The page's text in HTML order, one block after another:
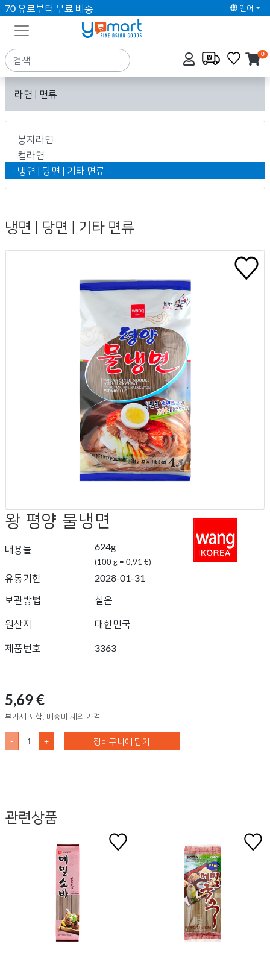
70 유로부터 무료 배송 언어
0
라면 | 면류
봉지라면
컵라면
냉면 | 당면 | 기타 면류
냉면 | 당면 | 기타 면류
왕 평양 물냉면
내용물 624g
(100 g = 0,91 €)
유통기한
2028-01-31
보관방법
실온
원산지 대한민국
제품번호 3363
5,69 €
부가세 포함, 배송비 제외 가격
- + 장바구니에 담기
관련상품